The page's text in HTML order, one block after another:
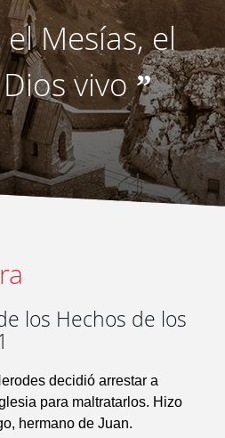
Mesías, el
vivo”
los Hechos de los
decidió arrestar a
para maltratarlos. Hizo
hermano de Juan.